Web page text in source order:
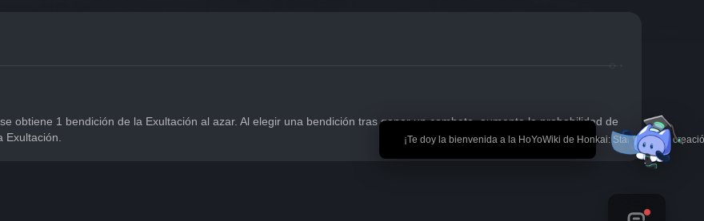
🎉 ¡Te doy la bienvenida a la HoYoWiki de Honkai: Star Rail! *La
obtiene 1 bendición de la Exultación al azar. Al elegir una bendición tras ganar un combate, aumenta la probabilidad de